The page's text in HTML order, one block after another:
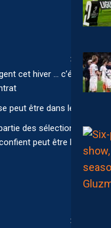
cet hiver … c’était
peut être dans le jeu
des sélections…
peut être leurs